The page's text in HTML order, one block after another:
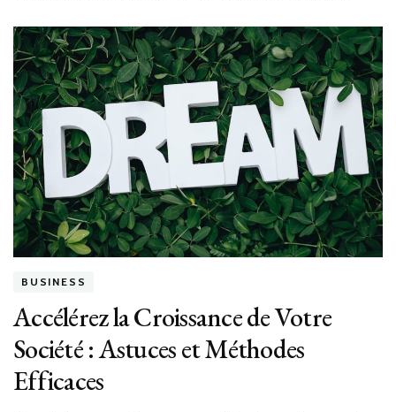
les
SEO
de
SEO
Up
pour
votre
en
ligne
BUSINESS
Accélérez la Croissance de Votre
Société : Astuces et Méthodes
Efficaces